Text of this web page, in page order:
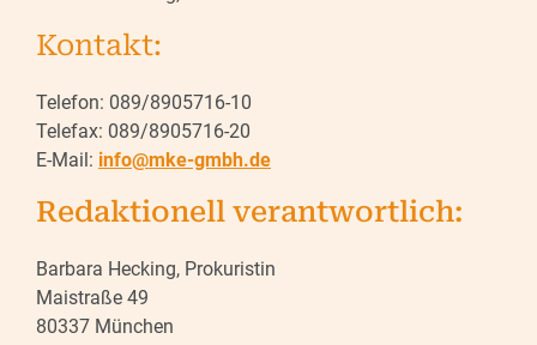
Kontakt:
Telefon: 089/8905716-10
Telefax: 089/8905716-20
E-Mail: info@mke-gmbh.de
Redaktionell verantwortlich:
Barbara Hecking, Prokuristin
Maistraße 49
80337 München